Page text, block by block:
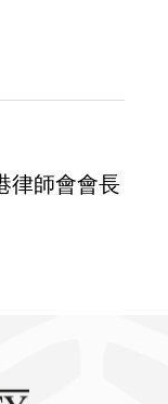
律師會會長